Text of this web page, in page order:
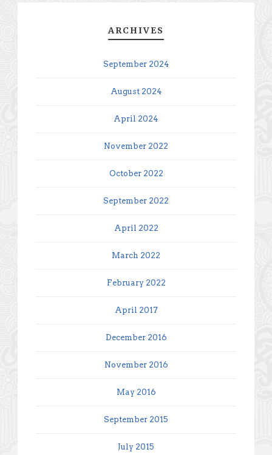
ARCHIVES
September 2024
August 2024
April 2024
November 2022
October 2022
September 2022
April 2022
March 2022
February 2022
April 2017
December 2016
November 2016
May 2016
September 2015
July 2015